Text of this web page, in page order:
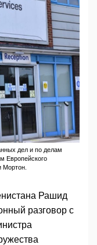
дел и по делам
Европейского
Мортон.
Рашид
разговор с